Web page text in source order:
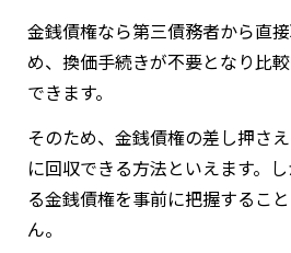
金銭債権なら第三債務者から直
め、換価手続きが不要となり比
できます。
そのため、金銭債権の差し押さ
に回収できる方法といえます。
る金銭債権を事前に把握するこ
ん。